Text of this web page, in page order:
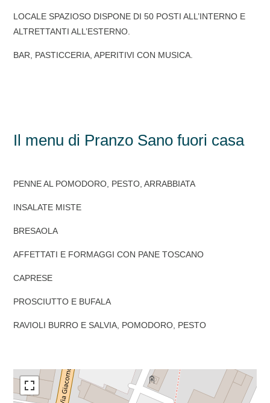
LOCALE SPAZIOSO DISPONE DI 50 POSTI ALL’INTERNO E
ALTRETTANTI ALL’ESTERNO.
BAR, PASTICCERIA, APERITIVI CON MUSICA.
Il menu di Pranzo Sano fuori casa
PENNE AL POMODORO, PESTO, ARRABBIATA
INSALATE MISTE
BRESAOLA
AFFETTATI E FORMAGGI CON PANE TOSCANO
CAPRESE
PROSCIUTTO E BUFALA
RAVIOLI BURRO E SALVIA, POMODORO, PESTO